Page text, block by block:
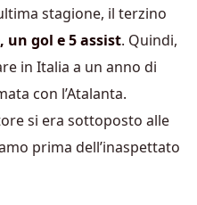
stagione, il terzino
un gol e 5 assist. Quindi,
in Italia a un anno di
con l’Atalanta.
si era sottoposto alle
prima dell’inaspettato